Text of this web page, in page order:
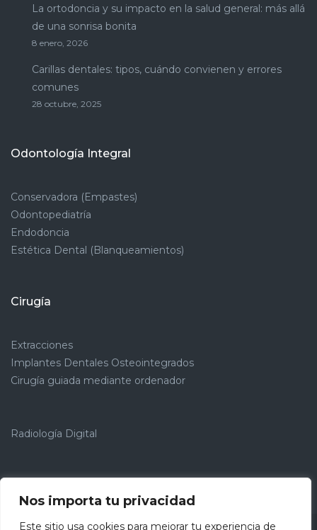
Nos importa tu privacidad
Este sitio usa cookies para mejorar tu experiencia de
La ortodoncia y su impacto en la salud general: más allá
de una sonrisa bonita
8 enero, 2026
Carillas dentales: tipos, cuándo convienen y errores
comunes
28 octubre, 2025
Odontología Integral
Conservadora (Empastes)
Odontopediatría
Endodoncia
Estética Dental (Blanqueamientos)
Cirugía
Extracciones
Implantes Dentales Osteointegrados
Cirugía guiada mediante ordenador
Radiología Digital